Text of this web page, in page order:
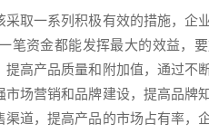
取一系列积极有效的措施，企
笔资金都能发挥最大的效益，
高产品质量和附加值，通过不
场营销和品牌建设，提高品牌
道，提高产品的市场占有率，